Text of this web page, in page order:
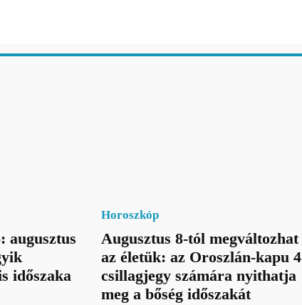
augusztus
időszaka
Horoszkóp
Augusztus 8-tól megváltozhat
az életük: az Oroszlán-kapu 4
csillagjegy számára nyithatja
meg a bőség időszakát